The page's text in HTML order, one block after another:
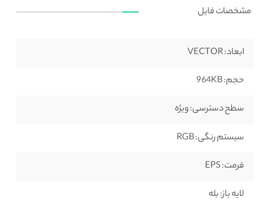
مشخصات فایل
ابعاد:
حجم:
سطح دسترسی:ویژه
سیستم رنگی:
فرمت:
لایه باز:بله